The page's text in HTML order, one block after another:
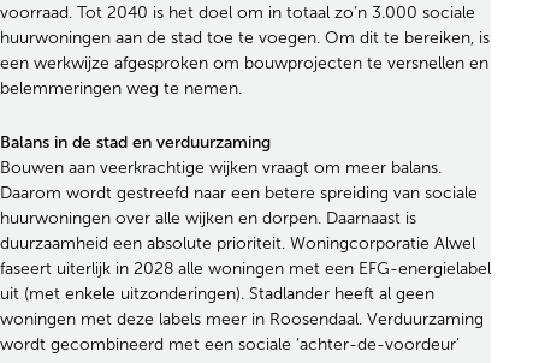
voorraad. Tot 2040 is het doel om in totaal zo’n 3.000 sociale
huurwoningen aan de stad toe te voegen. Om dit te bereiken, is
een werkwijze afgesproken om bouwprojecten te versnellen en
belemmeringen weg te nemen.
Balans in de stad en verduurzaming
Bouwen aan veerkrachtige wijken vraagt om meer balans.
Daarom wordt gestreefd naar een betere spreiding van sociale
huurwoningen over alle wijken en dorpen. Daarnaast is
duurzaamheid een absolute prioriteit. Woningcorporatie Alwel
faseert uiterlijk in 2028 alle woningen met een EFG-energielabel
uit (met enkele uitzonderingen). Stadlander heeft al geen
woningen met deze labels meer in Roosendaal. Verduurzaming
wordt gecombineerd met een sociale ‘achter-de-voordeur’